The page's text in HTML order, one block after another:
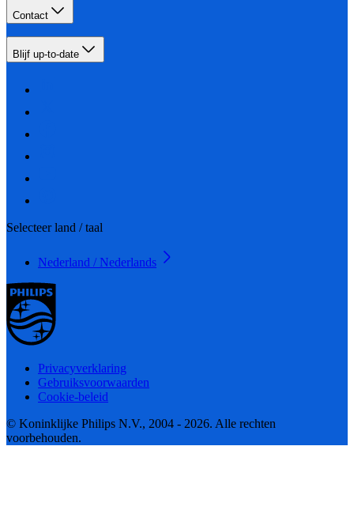
Contact
Blijf up-to-date
Selecteer land / taal
Nederland / Nederlands
Privacyverklaring
Gebruiksvoorwaarden
Cookie-beleid
© Koninklijke Philips N.V., 2004 - 2026. Alle rechten
voorbehouden.